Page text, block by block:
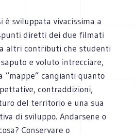
è sviluppata vivacissima a
diretti dei due filmati
altri contributi che studenti
e voluto intrecciare,
“mappe” cangianti quanto
contraddizioni,
del territorio e una sua
di sviluppo. Andarsene o
Conservare o